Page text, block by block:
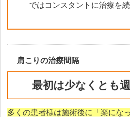
ではコンスタントに治療を続
肩こりの治療間隔
最初は少なくとも
多くの患者様は施術後に「楽にな